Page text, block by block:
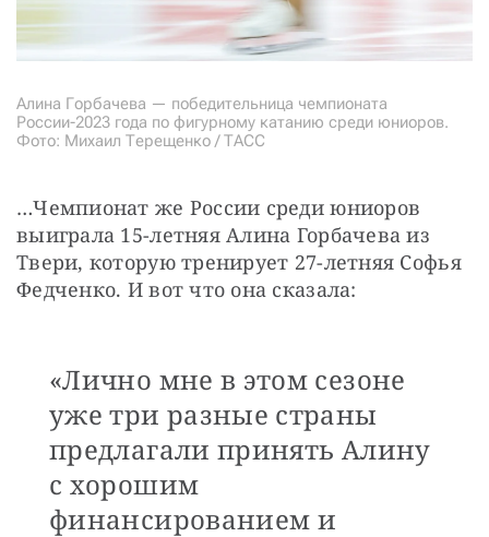
Алина Горбачева — победительница чемпионата
России-2023 года по фигурному катанию среди юниоров.
Фото: Михаил Терещенко / ТАСС
…Чемпионат же России среди юниоров
выиграла 15-летняя Алина Горбачева из
Твери, которую тренирует 27-летняя Софья
Федченко. И вот что она сказала:
«Лично мне в этом сезоне
уже три разные страны
предлагали принять Алину
с хорошим
финансированием и